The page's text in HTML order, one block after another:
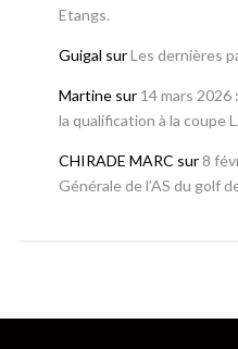
Etangs.
Guigal surLes dernières
Martinesur 14 mars 2026
la qualification à la coupe
CHIRADE MARC sur 8
Générale de l’AS du golf